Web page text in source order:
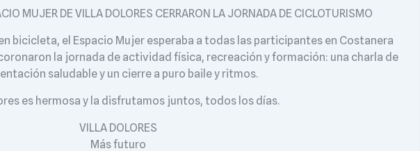
MUJER DE VILLA DOLORES CERRARON LA JORNADA DE CICLOTURISMO
bicicleta, el Espacio Mujer esperaba a todas las participantes en Costanera
la jornada de actividad física, recreación y formación: una charla de
saludable y un cierre a puro baile y ritmos.
es hermosa y la disfrutamos juntos, todos los días.
VILLA DOLORES
Más futuro